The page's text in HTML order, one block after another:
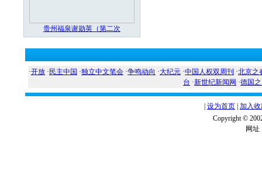
贵州福泉谢勋英（第二次
·开放 · 民主中国 ·独立中文笔会 ·争鸣动向 ·大纪元 ·中国人权双周刊 ·北京之
台 ·新世纪新闻网 ·德国
设为首页 加入
Copyright ©
网址